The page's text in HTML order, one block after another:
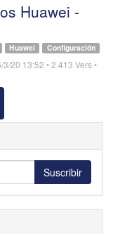
Huawei -
Configuración
Huawei
3/20 13:52 •2.413 Vers•
Suscribir